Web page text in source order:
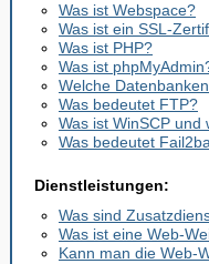
Was ist Webspace?
Was ist ein SSL-
Was ist PHP?
Was ist
Welche
Was bedeutet FTP?
Was ist WinSCP
Was bedeutet
Dienstleistungen:
Was sind
Was ist eine Web-
Kann man die Web-